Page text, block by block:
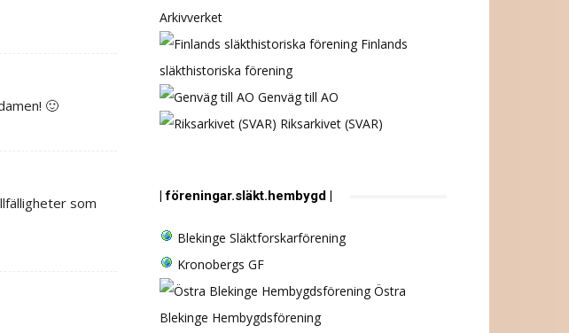
🙂
som
Arkivverket
Finlands
släkthistoriska förening
Genväg till AO
Riksarkivet (SVAR)
| föreningar.släkt.hembygd |
Blekinge Släktforskarförening
Kronobergs GF
Östra
Blekinge Hembygdsförening